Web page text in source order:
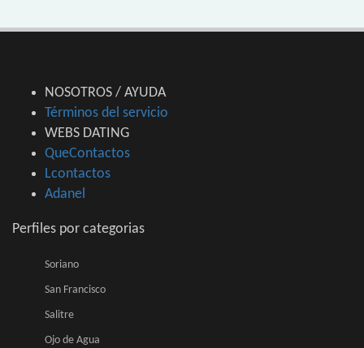
NOSOTROS / AYUDA
Términos del servicio
WEBS DATING
QueContactos
Lcontactos
Adanel
Perfiles por categorias
Soriano
San Francisco
Salitre
Ojo de Agua